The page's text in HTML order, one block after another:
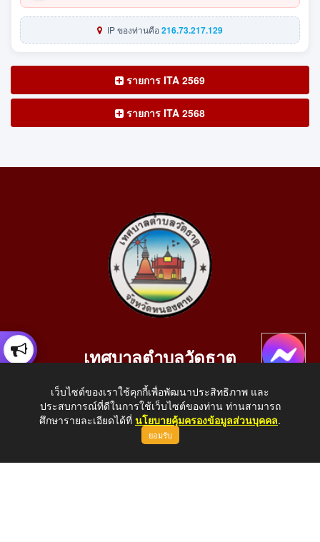
IP ของท่านคือ216.73.217.129
รายการ ITA 2569
รายการ ITA 2568
เทศบาลตำบลวัดธาตุ
อ.เมือง จ.หนองคาย 43000
โทรศัพท์: 042-414758 โทรสาร: 042-414759
E-Mail: saraban_05430110@dla.go.th
เว็บไซต์ของเราใช้คุกกี้เพื่อพัฒนาประสิทธิภาพ และ
ประสบการณ์ที่ดีในการใช้เว็บไซต์ของท่าน ท่านสามารถ
ศึกษารายละเอียดได้ที่ นโยบายคุ้มครองข้อมูลส่วนบุคคล.
ยอมรับ